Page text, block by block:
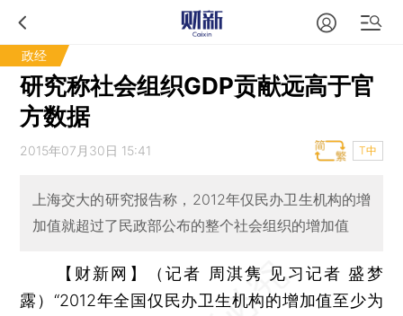
政经
研究称社会组织GDP贡献远高于官
方数据
2015年07月30日 15:41 T中
上海交大的研究报告称，2012年仅民办卫生机构的增
加值就超过了民政部公布的整个社会组织的增加值
【财新网】（记者 周淇隽 见习记者 盛梦
露） “2012年全国仅民办卫生机构的增加值至少为